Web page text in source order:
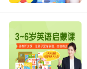
戏。
我们平时使用的
每个国家使用的